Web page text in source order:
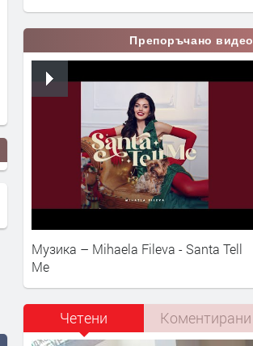
Препоръчано видео
Музика – Mihaela Fileva - Santa Tell
Me
Четени Коментирани